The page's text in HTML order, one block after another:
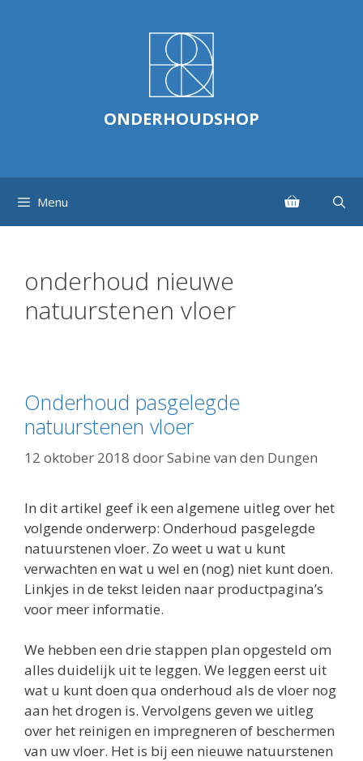
ONDERHOUDSHOP
Menu
onderhoud nieuwe
natuurstenen vloer
Onderhoud pasgelegde
natuurstenen vloer
12 oktober 2018 doorSabine van den Dungen
In dit artikel geef ik een algemene uitleg over het
volgende onderwerp: Onderhoud pasgelegde
natuurstenen vloer. Zo weet u wat u kunt
verwachten en wat u wel en (nog) niet kunt doen.
Linkjes in de tekst leiden naar productpagina’s
voor meer informatie.
We hebben een drie stappen plan opgesteld om
alles duidelijk uit te leggen. We leggen eerst uit
wat u kunt doen qua onderhoud als de vloer nog
aan het drogen is. Vervolgens geven we uitleg
over het reinigen en impregneren of beschermen
van uw vloer. Het is bij een nieuwe natuurstenen